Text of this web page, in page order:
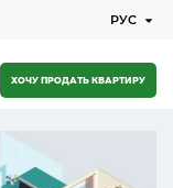
ХОЧУ ПРОДАТЬ КВАРТИРУ